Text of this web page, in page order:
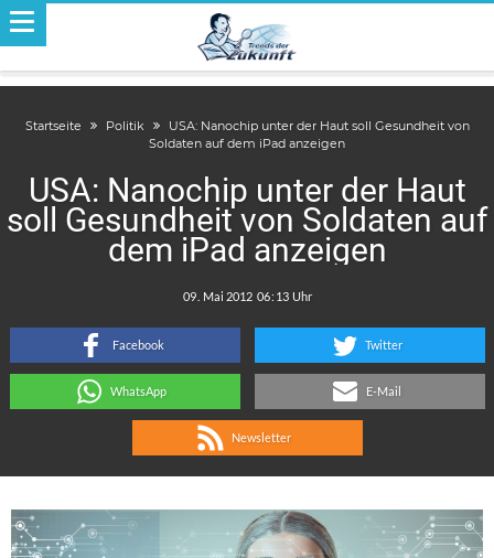
Startseite Politik
USA: Nanochip unter der Haut soll Gesundheit von
Soldaten auf dem iPad anzeigen
USA: Nanochip unter der Haut
soll Gesundheit von Soldaten auf
dem iPad anzeigen
:
Facebook Twitter
WhatsApp E-Mail
Newsletter